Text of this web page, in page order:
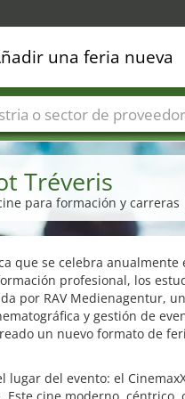
Tréveris
para formación y carreras
que se celebra anualmente
profesional, los
por RAV Medienagentur,
y gestión de
un nuevo formato de
lugar del evento: el
una feria nueva
de ferias Sectores de